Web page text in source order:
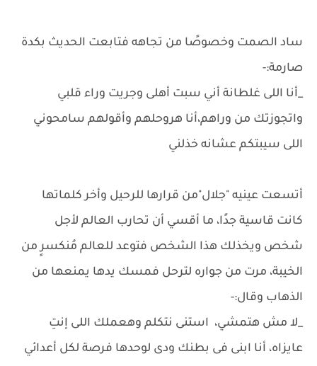
ساد الصمت وخصوصًا من تجاهه فتابعت الحديث بكدة
صارمة:-
_أنا اللى غلطانة أني سبت أهلى وجريت وراء قلبي
واتجوزتك من وراهم،أنا هروحلهم وأقولهم سامحوني
اللى سيبتكم عشانه خذلني
أتسعت عينيه "جلال"من قرارها للرحيل وأخر كلماتها
كانت قاسية جدًا، ما أقسي أن تحارب العالم لأجل
شخص ويخذلك هذا الشخص فتوعد للعالم مُنكسرٍ من
الخيبة، مرت من جواره لترحل فمسك يدها يمنعها من
الذهاب وقال:-
_لا مش هتمشي، استنى نتكلم وهعملك اللى إنتِ
عايزاه، أنا ابنى فى بطنك ودى لوحدها فرصة لكل أعدائي